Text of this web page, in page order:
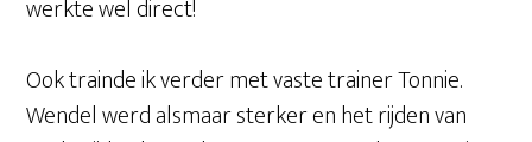
werkte wel direct!
Ook trainde ik verder met vaste trainer Tonnie.
Wendel werd alsmaar sterker en het rijden van